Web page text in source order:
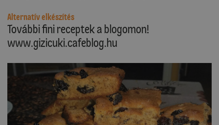
Alternatív elkészítés
További fini receptek a blogomon!
www.gizicuki.cafeblog.hu